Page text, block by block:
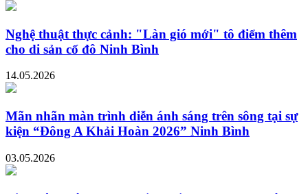
Nghệ thuật thực cảnh: "Làn gió mới" tô điểm thêm
cho di sản cố đô Ninh Bình
14.05.2026
Mãn nhãn màn trình diễn ánh sáng trên sông tại sự
kiện “Đông A Khải Hoàn 2026” Ninh Bình
03.05.2026